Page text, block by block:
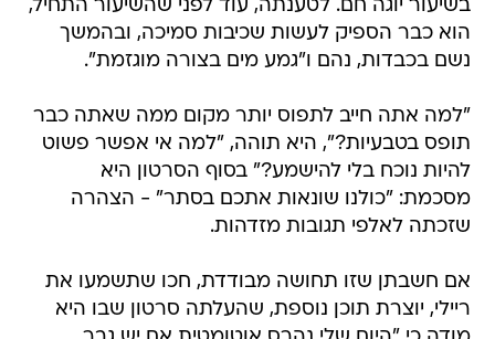
בשיעור יוגה חם. לטענתה, עוד לפני שהשיעור התחיל,
הוא כבר הספיק לעשות שכיבות סמיכה, ובהמשך
נשם בכבדות, נהם ו"גמע מים בצורה מוגזמת".
"למה אתה חייב לתפוס יותר מקום ממה שאתה כבר
תופס בטבעיות?", היא תוהה, "למה אי אפשר פשוט
להיות נוכח בלי להישמע?" בסוף הסרטון היא
מסכמת: "כולנו שונאות אתכם בסתר" - הצהרה
שזכתה לאלפי תגובות מזדהות.
אם חשבתן שזו תחושה מבודדת, חכו שתשמעו את
ריילי, יוצרת תוכן נוספת, שהעלתה סרטון שבו היא